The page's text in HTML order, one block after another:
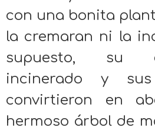
con una bonita
la cremaran ni la
supuesto, su
incinerado y
convirtieron en
hermoso árbol de